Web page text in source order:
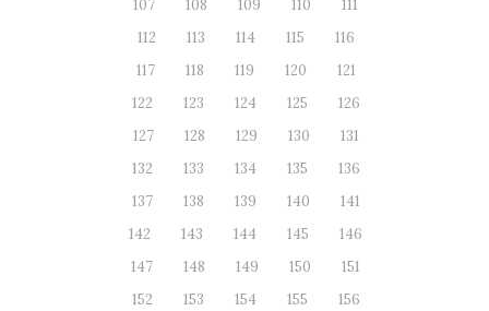
107
108 109 110
111
112
113 114 115
116
117
118 119 120
121
122
123 124 125
126
127
128 129 130
131
132
133 134 135
136
137
138 139 140
141
142
143 144 145
146
147
148 149 150
151
152
153 154 155
156